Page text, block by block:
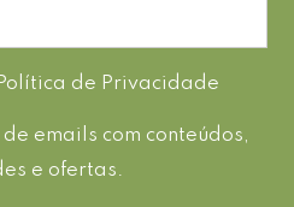
Política de Privacidade
emails com conteúdos,
e ofertas.